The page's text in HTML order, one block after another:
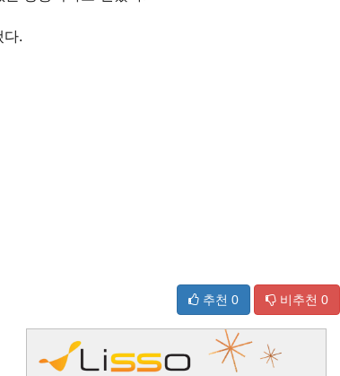
다.
추천 0 비추천 0